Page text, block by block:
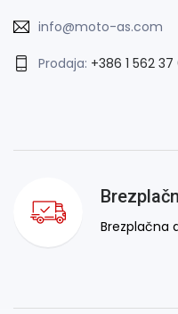
info@moto-as.com
Prodaja: +386 1 562 37
Brezplačna